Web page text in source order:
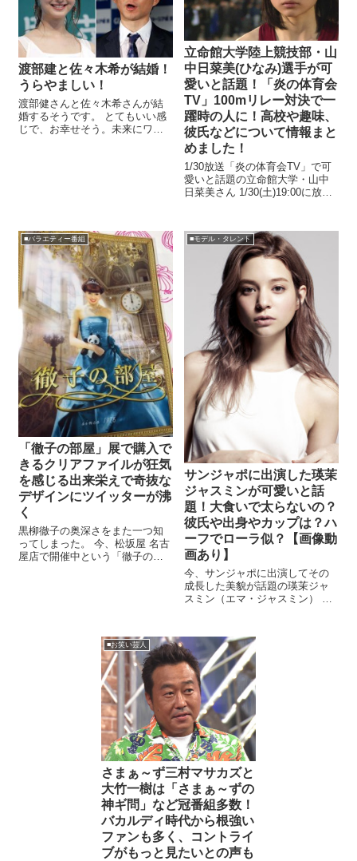
渡部建と佐々木希が結婚！
うらやましい！
渡部健さんと佐々木希さんが結
婚するそうです。 とてもいい感
じで、お幸せそう。未来にワク
立命館大学陸上競技部・山
中日菜美(ひなみ)選手が可
愛いと話題！「炎の体育会
TV」100mリレー対決で一
躍時の人に！高校や趣味、
彼氏などについて情報まと
めました！
1/30放送「炎の体育会TV」で可
愛いと話題の立命館大学・山中
日菜美さん 1/30(土)19:00に放送
陸上競技部が４×１００ｍリレー
で対戦しました。 この番...
■バラエティー番組
「徹子の部屋」展で購入で
きるクリアファイルが狂気
を感じる出来栄えで奇抜な
デザインにツイッターが沸
く
黒柳徹子の奥深さをまた一つ知
ってしまった。 今、松坂屋 名古
屋店で開催中という「徹子の部
■モデル・タレント
サンジャポに出演した瑛茉
ジャスミンが可愛いと話
題！大食いで太らないの？
彼氏や出身やカップは？ハ
ーフでローラ似？【画像動
画あり】
今、サンジャポに出演してその
成長した美貌が話題の瑛茉ジャ
スミン（エマ・ジャスミン） 出
放送された日曜日の人気情報バ
ラエティー番組、 サンデージャ
ポン...
■お笑い芸人
さまぁ～ず三村マサカズと
大竹一樹は「さまぁ～ずの
神ギ問」など冠番組多数！
バカルディ時代から根強い
ファンも多く、コントライ
ブがもっと見たいとの声も